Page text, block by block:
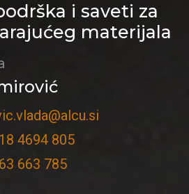
i saveti za
materijala
4694 805
663 785